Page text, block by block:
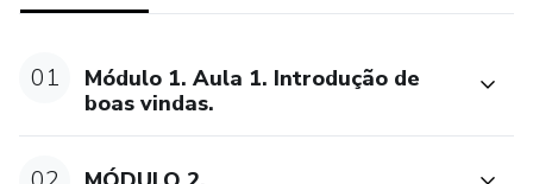
01
Módulo 1. Aula 1. Introdução de
boas vindas.